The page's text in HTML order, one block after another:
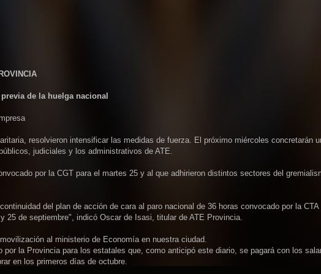
de la huelga nacional
resolvieron intensificar las medidas de fuerza. El próximo miércoles concretarán
judiciales y los administrativos de ATE.
por la CGT para el martes 25 y al que adhirieron distintos sectores del
del plan de acción de cara al paro nacional de 36 horas convocado por la CTA
25 de septiembre", indicó Oscar de Isasi, titular de ATE Provincia.
al ministerio de Economía en nuestra ciudad.
la Provincia para los estatales que, como anticipó este diario, se pagará con los
en los primeros días de octubre.